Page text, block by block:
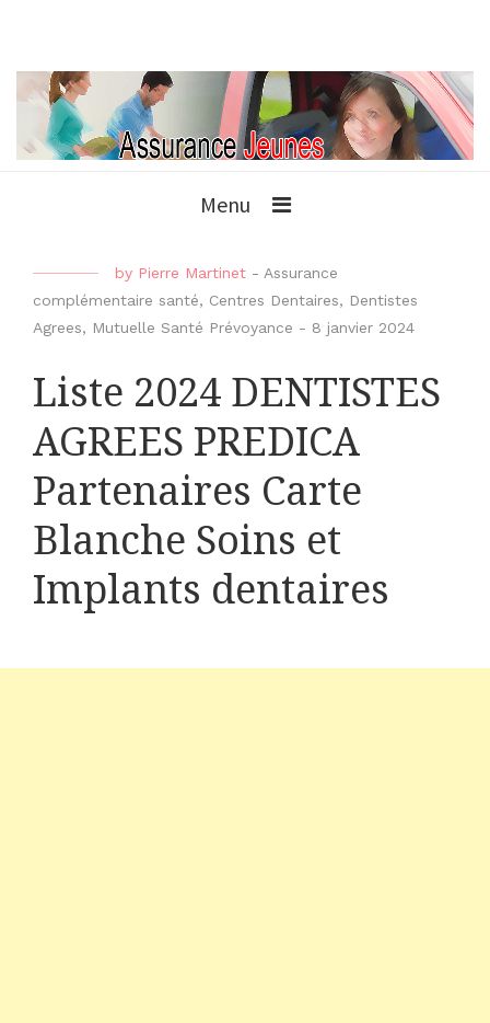
Menu
by Pierre Martinet - Assurance
complémentaire santé, Centres Dentaires, Dentistes
Agrees, Mutuelle Santé Prévoyance - 8 janvier 2024
Liste 2024 DENTISTES
AGREES PREDICA
Partenaires Carte
Blanche Soins et
Implants dentaires